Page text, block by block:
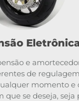
e
de
momento e
que se deseja, seja